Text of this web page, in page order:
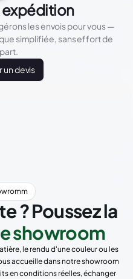
les envois pour vous —
simplifiée, sans effort de
un devis
? Poussez la
showroom
le rendu d'une couleur ou les
accueille dans notre showroom
en conditions réelles, échanger